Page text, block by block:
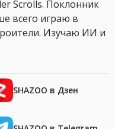
Scrolls. Поклонник
всего играю в
Изучаю ИИ и
SHAZOO в Дзен